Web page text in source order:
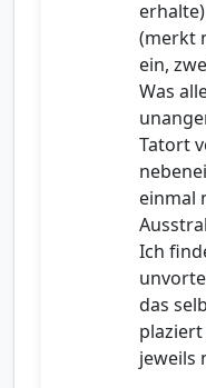
(merkt
ein,
Was
Tatort
einmal
Ich
das
jeweils